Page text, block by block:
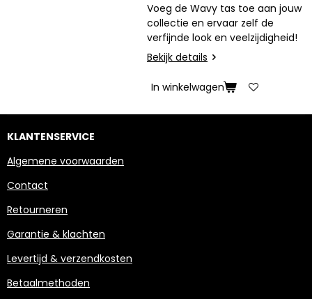
Voeg de Wavy tas toe aan jouw
collectie en ervaar zelf de
verfijnde look en veelzijdigheid!
Bekijk details
In winkelwagen
KLANTENSERVICE
Algemene voorwaarden
Contact
Retourneren
Garantie & klachten
Levertijd & verzendkosten
Betaalmethoden